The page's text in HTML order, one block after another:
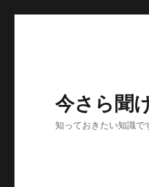
今さら聞
知っておきたい知識で